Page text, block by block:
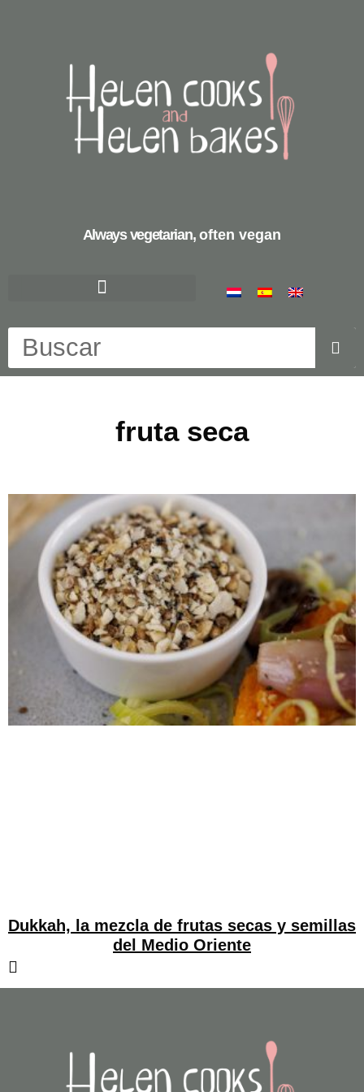
Always vegetarian, often vegan
fruta seca
Dukkah, la mezcla de frutas secas y semillas
del Medio Oriente